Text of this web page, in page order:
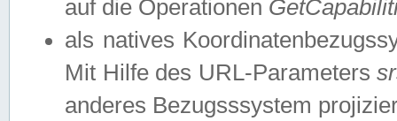
auf die Operationen
als natives
Mit Hilfe des URL-Parameters
anderes Bezugsssystem